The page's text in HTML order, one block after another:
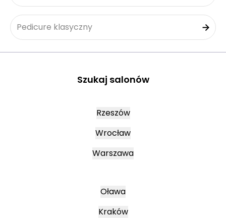
Pedicure klasyczny
Szukaj salonów
Rzeszów
Wrocław
Warszawa
Oława
Kraków